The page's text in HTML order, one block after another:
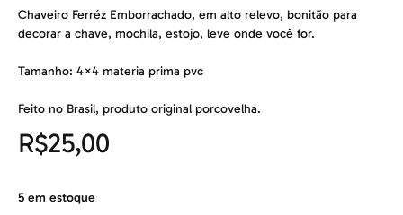
Chaveiro Ferréz Emborrachado, em alto relevo, bonitão para
decorar a chave, mochila, estojo, leve onde você for.
Tamanho: 4×4 materia prima pvc
Feito no Brasil, produto original porcovelha.
R$25,00
5 em estoque